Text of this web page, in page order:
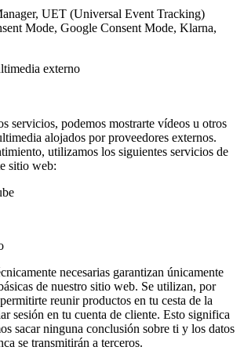
UET (Universal Event Tracking)
Mode, Google Consent Mode, Klarna,
externo
servicios, podemos mostrarte vídeos u otros
alojados por proveedores externos.
utilizamos los siguientes servicios de
sitio web:
necesarias garantizan únicamente
de nuestro sitio web. Se utilizan, por
reunir productos en tu cesta de la
sesión en tu cuenta de cliente. Esto significa
sacar ninguna conclusión sobre ti y los datos
se transmitirán a terceros.